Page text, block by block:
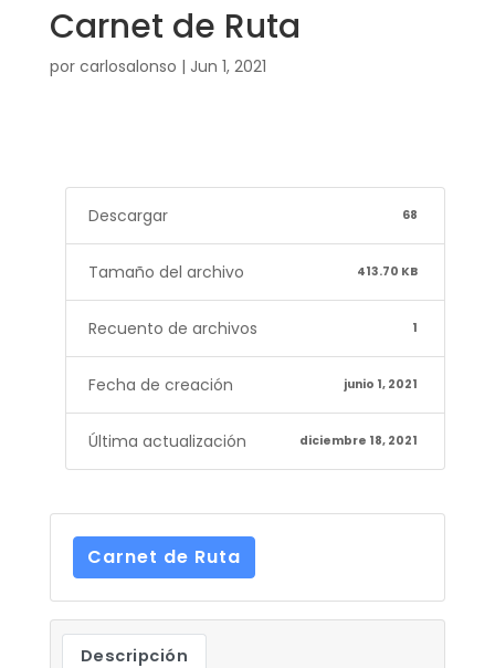
Carnet de Ruta
por carlosalonso | Jun 1, 2021
Descargar 68
Tamaño del archivo 413.70 KB
Recuento de archivos 1
Fecha de creación junio 1, 2021
Última actualización diciembre 18, 2021
Carnet de Ruta
Descripción